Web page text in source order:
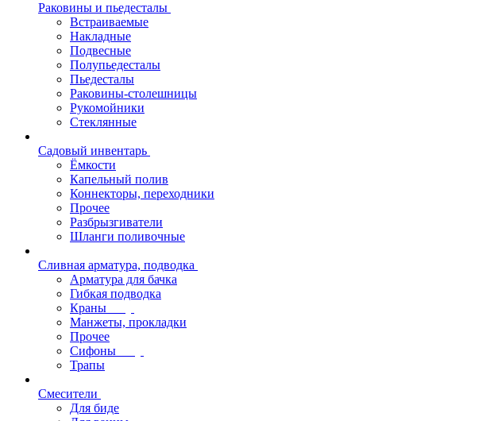
Раковины и пьедесталы
Встраиваемые
Накладные
Подвесные
Полупьедесталы
Пьедесталы
Раковины-столешницы
Рукомойники
Стеклянные
Садовый инвентарь
Ёмкости
Капельный полив
Коннекторы, переходники
Прочее
Разбрызгиватели
Шланги поливочные
Сливная арматура, подводка
Арматура для бачка
Гибкая подводка
Краны
Манжеты, прокладки
Прочее
Сифоны
Трапы
Смесители
Для биде